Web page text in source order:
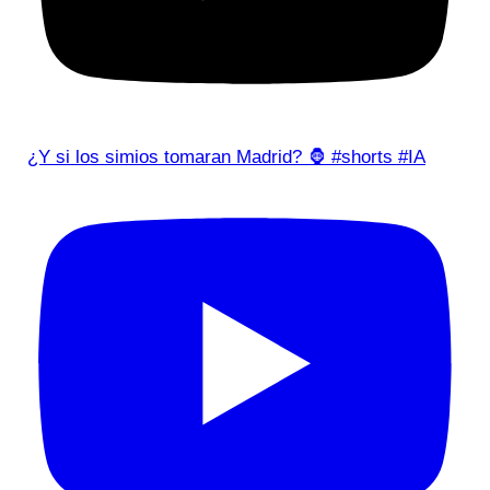
¿Y si los simios tomaran Madrid? 🦍 #shorts #IA